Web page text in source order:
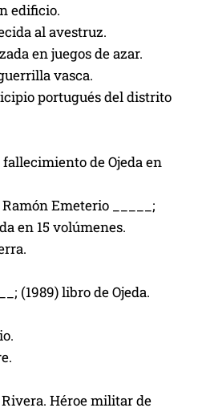
edificio.
al avestruz.
en juegos de azar.
vasca.
portugués del distrito
fallecimiento de Ojeda en
Emeterio _____;
en 15 volúmenes.
(1989) libro de Ojeda.
Héroe militar de